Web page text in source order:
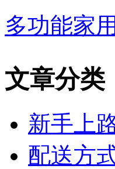
多功能家
文章分类
新手上
配送方